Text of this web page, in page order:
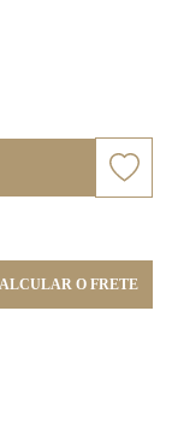
O FRETE